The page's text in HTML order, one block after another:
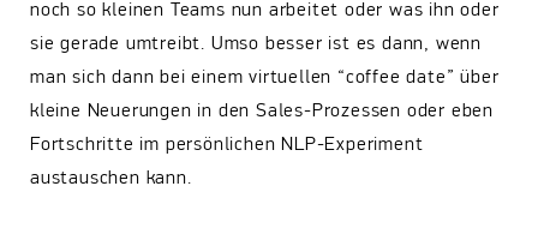
noch so kleinen Teams nun arbeitet oder was ihn oder
sie gerade umtreibt. Umso besser ist es dann, wenn
man sich dann bei einem virtuellen “coffee date” über
kleine Neuerungen in den Sales-Prozessen oder eben
Fortschritte im persönlichen NLP-Experiment
austauschen kann.